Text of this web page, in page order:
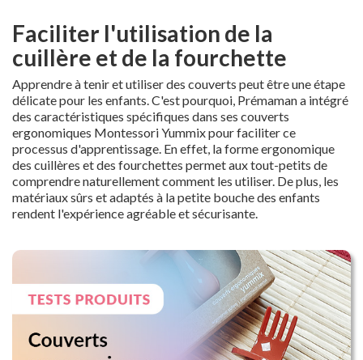
Faciliter l'utilisation de la
cuillère et de la fourchette
Apprendre à tenir et utiliser des couverts peut être une étape
délicate pour les enfants. C'est pourquoi, Prémaman a intégré
des caractéristiques spécifiques dans ses couverts
ergonomiques Montessori Yummix pour faciliter ce
processus d'apprentissage. En effet, la forme ergonomique
des cuillères et des fourchettes permet aux tout-petits de
comprendre naturellement comment les utiliser. De plus, les
matériaux sûrs et adaptés à la petite bouche des enfants
rendent l'expérience agréable et sécurisante.